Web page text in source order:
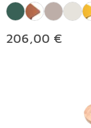
206,00 €